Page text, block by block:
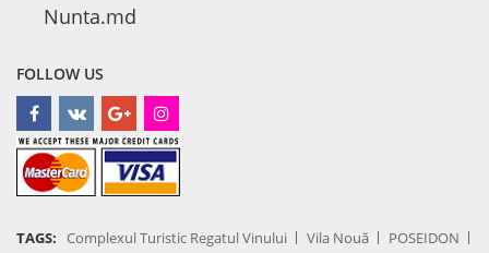
Nunta.md
FOLLOW US
TAGS: Complexul Turistic Regatul Vinului Vila Nouă
POSEIDON